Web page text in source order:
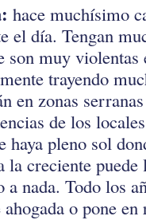
hace muchísimo
el día. Tengan
son muy violentas
trayendo
en zonas
de los
haya pleno sol
la creciente
a nada. Todo los
o pone